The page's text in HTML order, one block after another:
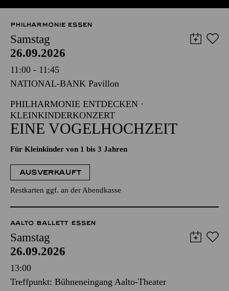
PHILHARMONIE ESSEN
Samstag
26.09.2026
11:00 - 11:45
NATIONAL-BANK Pavillon
PHILHARMONIE ENTDECKEN ·
KLEINKINDERKONZERT
EINE VOGELHOCHZEIT
Für Kleinkinder von 1 bis 3 Jahren
AUSVERKAUFT
Restkarten ggf. an der Abendkasse
AALTO BALLETT ESSEN
Samstag
26.09.2026
13:00
Treffpunkt: Bühneneingang Aalto-Theater